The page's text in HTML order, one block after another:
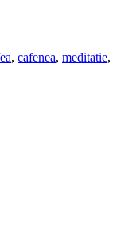
, cafenea, meditatie,